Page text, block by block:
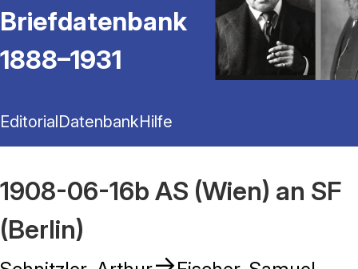
Briefdatenbank
1888–1931
EditorialDatenbankHilfe
1908-06-16b AS (Wien) an SF
(Berlin)